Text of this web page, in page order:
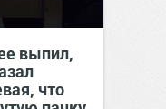
выпил,
что